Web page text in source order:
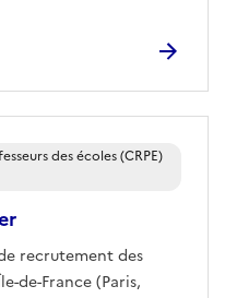
recrutement des
de-France (Paris,
des écoles (CRPE)